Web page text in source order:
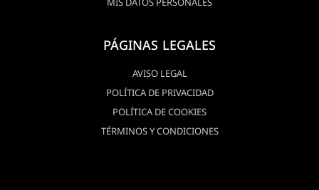
PÁGINAS LEGALES
AVISO LEGAL
POLÍTICA DE PRIVACIDAD
POLÍTICA DE COOKIES
TÉRMINOS Y CONDICIONES